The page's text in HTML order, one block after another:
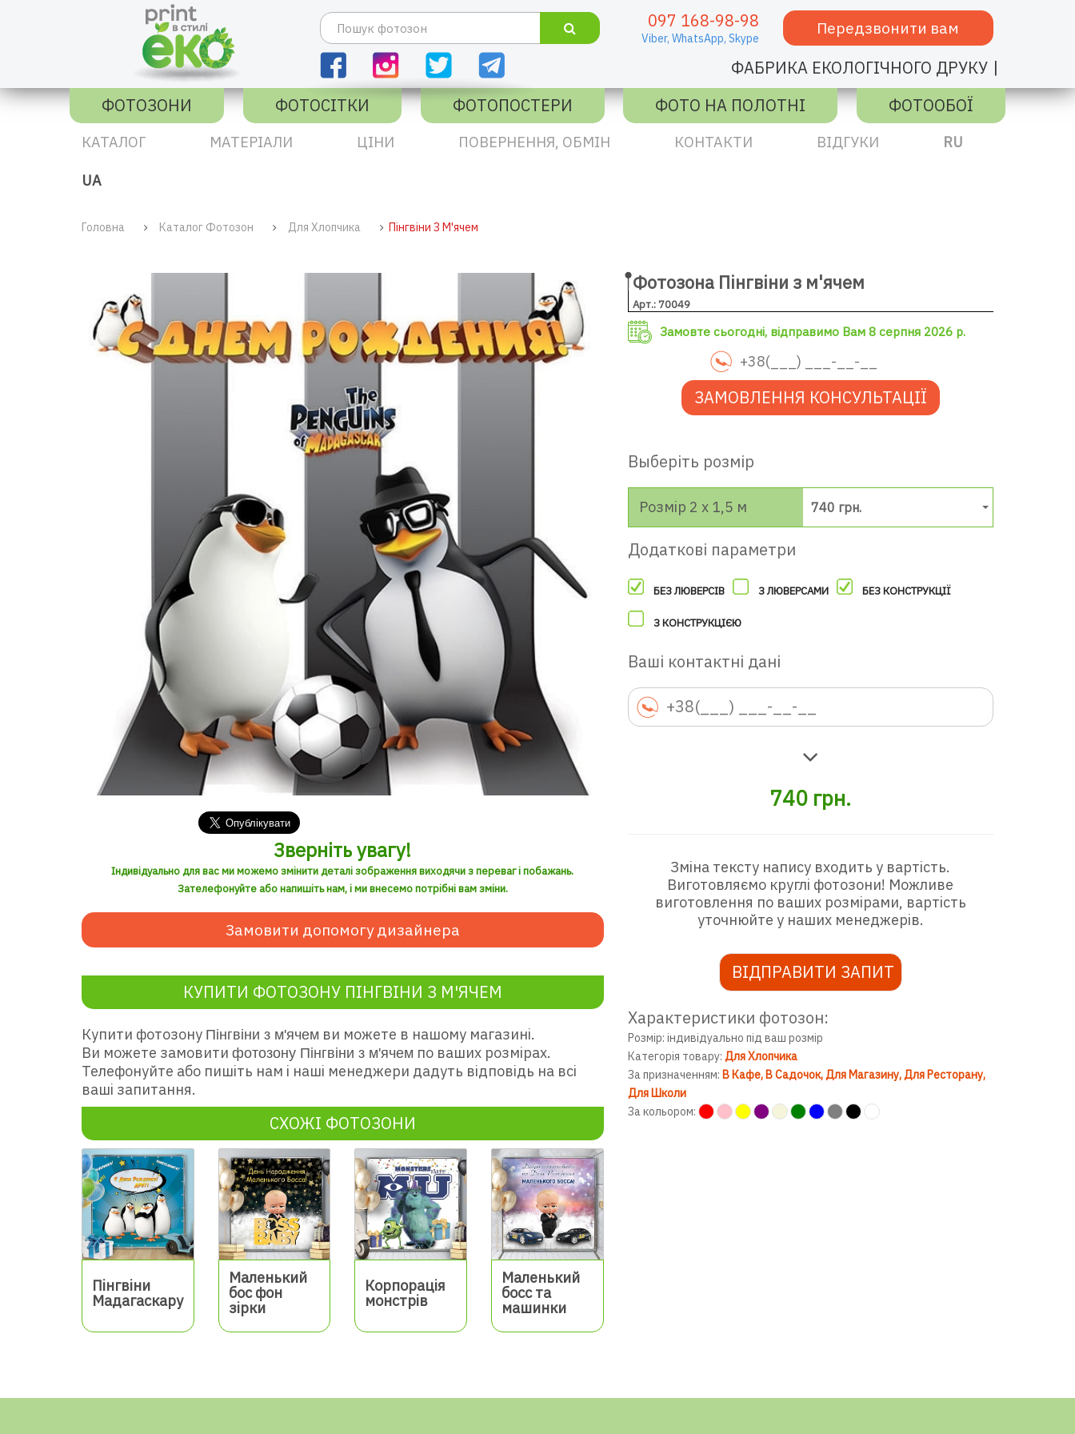
097 168-98-98
Viber, WhatsApp, Skype
Передзвонити вам
ФАБРИКА ЕКОЛОГІЧНОГО ДРУКУ |
ФОТОЗОНИ
ФОТОСІТКИ ФОТОПОСТЕРИ ФОТО НА ПОЛОТНІ ФОТООБОЇ
КАТАЛОГ МАТЕРІАЛИ ЦІНИ ПОВЕРНЕННЯ, ОБМІН КОНТАКТИ ВІДГУКИ RU
UA
Головна Каталог Фотозон Для Хлопчика Пінгвіни З М'ячем
Зверніть увагу!
Індивідуально для вас ми можемо змінити деталі зображення виходячи з переваг і побажань.
Зателефонуйте або напишіть нам, і ми внесемо потрібні вам зміни.
Замовити допомогу дизайнера
КУПИТИ ФОТОЗОНУ ПІНГВІНИ З М'ЯЧЕМ
Купити фотозону Пінгвіни з м'ячем ви можете в нашому магазині.
Ви можете замовити фотозону Пінгвіни з м'ячем по ваших розмірах.
Телефонуйте або пишіть нам і наші менеджери дадуть відповідь на всі
ваші запитання.
СХОЖІ ФОТОЗОНИ
Пінгвіни
Мадагаскару
Маленький
бос фон
зірки
Корпорація
монстрів
Маленький
босс та
машинки
Фотозона Пінгвіни з м'ячем
Арт.: 70049
Замовте сьогодні, відправимо Вам 8 серпня 2026 р.
ЗАМОВЛЕННЯ КОНСУЛЬТАЦІЇ
Выберіть розмір
Розмір 2 х 1,5 м 740 грн.
Додаткові параметри
БЕЗ ЛЮВЕРСІВ З ЛЮВЕРСАМИ БЕЗ КОНСТРУКЦІЇ
З КОНСТРУКЦІЄЮ
Ваші контактні дані
740 грн.
Зміна тексту напису входить у вартість.
Виготовляємо круглі фотозони! Можливе
виготовлення по ваших розмірами, вартість
уточнюйте у наших менеджерів.
ВІДПРАВИТИ ЗАПИТ
Характеристики фотозон:
Розмір: індивідуально під ваш розмір
Категорія товару: Для Хлопчика
За призначенням: В Кафе В Садочок Для Магазину Для Ресторану
Для Школи
За кольором: